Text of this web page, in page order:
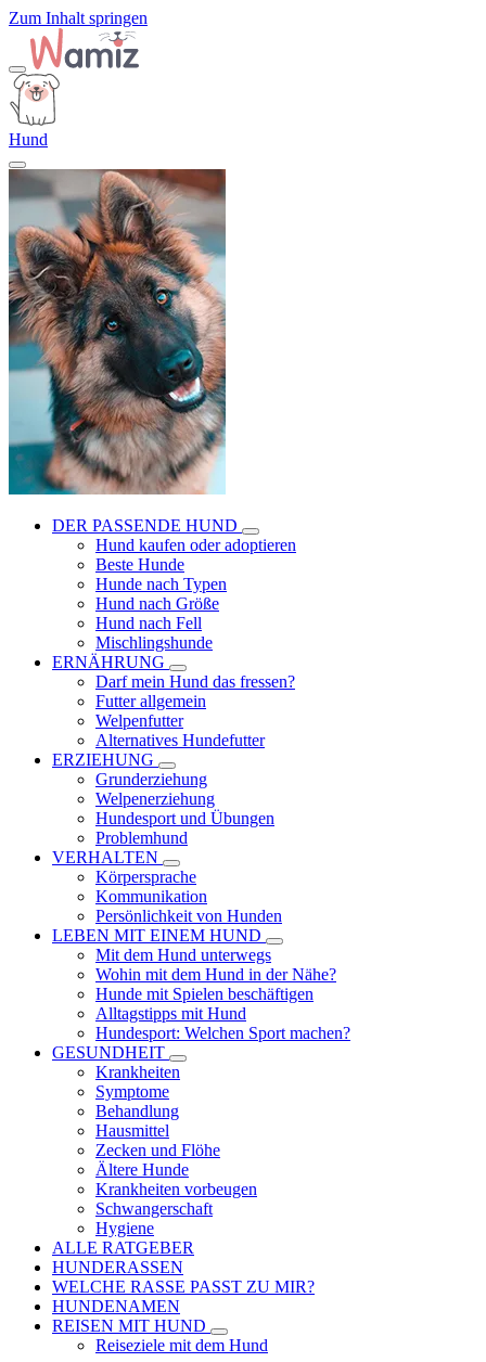
Zum Inhalt springen
Hund
DER PASSENDE HUND
Hund kaufen oder adoptieren
Beste Hunde
Hunde nach Typen
Hund nach Größe
Hund nach Fell
Mischlingshunde
ERNÄHRUNG
Darf mein Hund das fressen?
Futter allgemein
Welpenfutter
Alternatives Hundefutter
ERZIEHUNG
Grunderziehung
Welpenerziehung
Hundesport und Übungen
Problemhund
VERHALTEN
Körpersprache
Kommunikation
Persönlichkeit von Hunden
LEBEN MIT EINEM HUND
Mit dem Hund unterwegs
Wohin mit dem Hund in der Nähe?
Hunde mit Spielen beschäftigen
Alltagstipps mit Hund
Hundesport: Welchen Sport machen?
GESUNDHEIT
Krankheiten
Symptome
Behandlung
Hausmittel
Zecken und Flöhe
Ältere Hunde
Krankheiten vorbeugen
Schwangerschaft
Hygiene
ALLE RATGEBER
HUNDERASSEN
WELCHE RASSE PASST ZU MIR?
HUNDENAMEN
REISEN MIT HUND
Reiseziele mit dem Hund